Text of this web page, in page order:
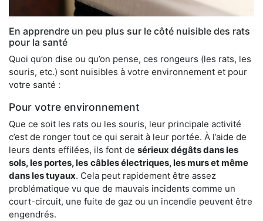
En apprendre un peu plus sur le côté nuisible des rats
pour la santé
Quoi qu’on dise ou qu’on pense, ces rongeurs (les rats, les
souris, etc.) sont nuisibles à votre environnement et pour
votre santé :
Pour votre environnement
Que ce soit les rats ou les souris, leur principale activité
c’est de ronger tout ce qui serait à leur portée. À l’aide de
leurs dents effilées, ils font de sérieux dégâts dans les
sols, les portes, les câbles électriques, les murs et même
dans les tuyaux. Cela peut rapidement être assez
problématique vu que de mauvais incidents comme un
court-circuit, une fuite de gaz ou un incendie peuvent être
engendrés.